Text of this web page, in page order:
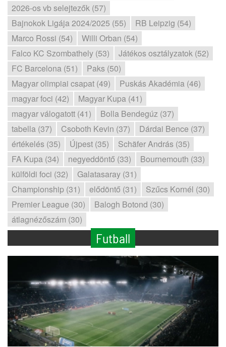
2026-os vb selejtezők (57)
Bajnokok Ligája 2024/2025 (55)
RB Leipzig (54)
Marco Rossi (54)
Willi Orban (54)
Falco KC Szombathely (53)
Játékos osztályzatok (52)
FC Barcelona (51)
Paks (50)
Magyar olimpiai csapat (49)
Puskás Akadémia (46)
magyar foci (42)
Magyar Kupa (41)
magyar válogatott (41)
Bolla Bendegúz (37)
tabella (37)
Csoboth Kevin (37)
Dárdai Bence (37)
értékelés (35)
Újpest (35)
Schäfer András (35)
FA Kupa (34)
negyeddöntő (33)
Bournemouth (33)
külföldi foci (32)
Galatasaray (31)
Championship (31)
elődöntő (31)
Szűcs Kornél (30)
Premier League (30)
Balogh Botond (30)
átlagnézőszám (30)
Futball